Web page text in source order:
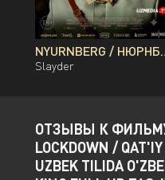
NYURNBERG / НЮРНБЕРГ /
Slayder
ОТЗЫВЫ К ФИЛЬМУ
LOCKDOWN /
UZBEK TILIDA